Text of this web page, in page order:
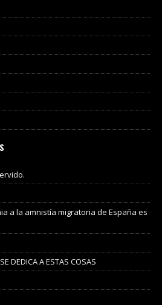
a la amnistía migratoria de España es
DEDICA A ESTAS COSAS